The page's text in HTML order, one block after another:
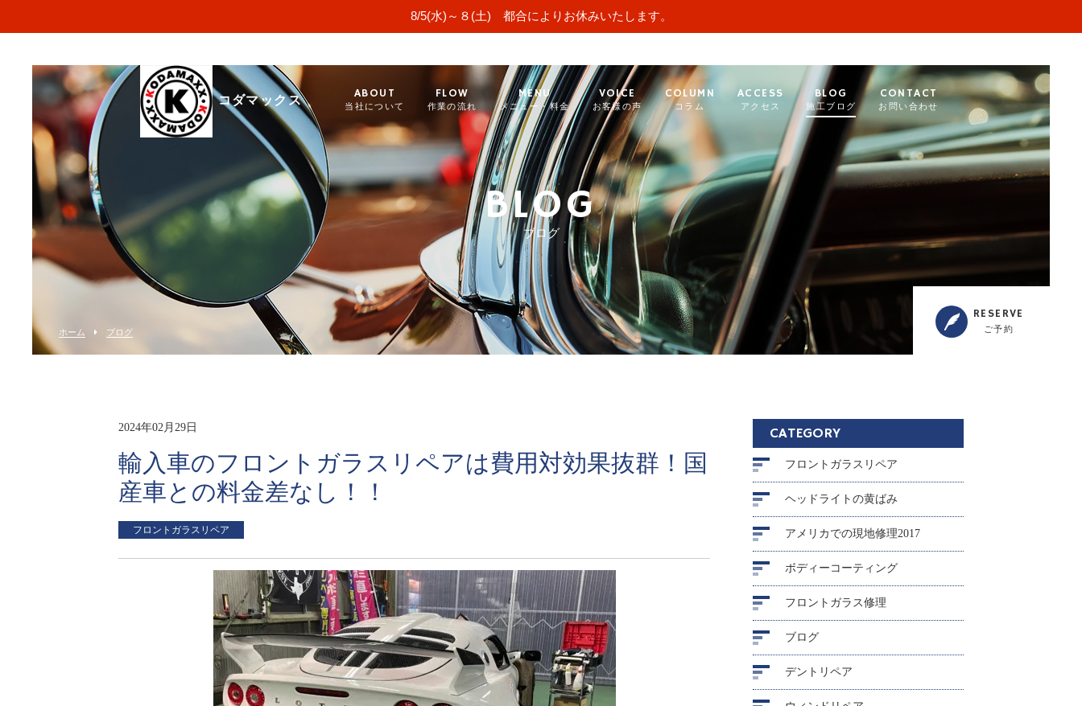
8/5(水)～８(土) 都合によりお休みいたします。
コダマックス
ABOUT
当社について
FLOW
作業の流れ
MENU
メニュー・料金
VOICE
お客様の声
COLUMN
コラム
ACCESS
アクセス
BLOG
施工ブログ
CONTACT
お問い合わせ
BLOG
ブログ
ホーム ブログ
RESERVE
ご予約
2024年02月29日
輸入車のフロントガラスリペアは費用対効果抜群！国
産車との料金差なし！！
フロントガラスリペア
CATEGORY
フロントガラスリペア
ヘッドライトの黄ばみ
アメリカでの現地修理2017
ボディーコーティング
フロントガラス修理
ブログ
デントリペア